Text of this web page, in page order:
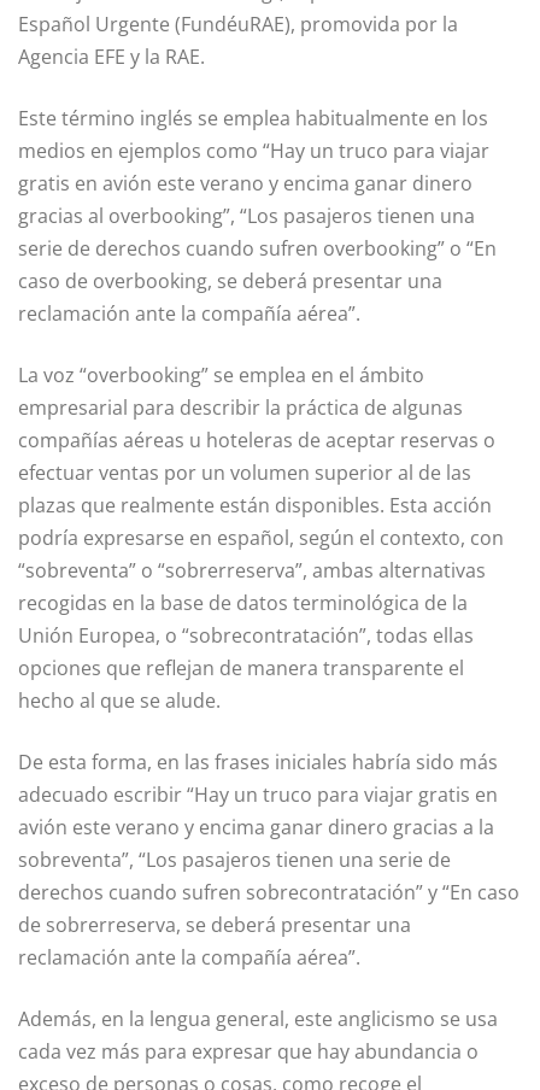
Español Urgente (FundéuRAE), promovida por la
Agencia EFE y la RAE.
Este término inglés se emplea habitualmente en los
medios en ejemplos como “Hay un truco para viajar
gratis en avión este verano y encima ganar dinero
gracias al overbooking”, “Los pasajeros tienen una
serie de derechos cuando sufren overbooking” o “En
caso de overbooking, se deberá presentar una
reclamación ante la compañía aérea”.
La voz “overbooking” se emplea en el ámbito
empresarial para describir la práctica de algunas
compañías aéreas u hoteleras de aceptar reservas o
efectuar ventas por un volumen superior al de las
plazas que realmente están disponibles. Esta acción
podría expresarse en español, según el contexto, con
“sobreventa” o “sobrerreserva”, ambas alternativas
recogidas en la base de datos terminológica de la
Unión Europea, o “sobrecontratación”, todas ellas
opciones que reflejan de manera transparente el
hecho al que se alude.
De esta forma, en las frases iniciales habría sido más
adecuado escribir “Hay un truco para viajar gratis en
avión este verano y encima ganar dinero gracias a la
sobreventa”, “Los pasajeros tienen una serie de
derechos cuando sufren sobrecontratación” y “En caso
de sobrerreserva, se deberá presentar una
reclamación ante la compañía aérea”.
Además, en la lengua general, este anglicismo se usa
cada vez más para expresar que hay abundancia o
exceso de personas o cosas, como recoge el